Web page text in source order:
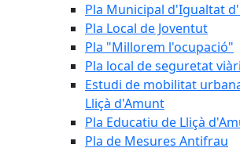
Pla Municipal d'Igualtat
Pla Local de Joventut
Pla "Millorem l'ocupació"
Pla local de seguretat
Estudi de mobilitat
Lliçà d'Amunt
Pla Educatiu de Lliçà
Pla de Mesures Antifrau